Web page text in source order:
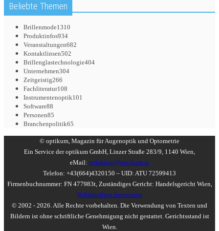
Beliebte Themen
Brillenmode1310
Produktinfos934
Veranstaltungen682
Kontaktlinsen502
Brillenglastechnologie404
Unternehmen304
Zeitgeistig266
Fachliteratur108
Instrumentenoptik101
Software88
Personen85
Branchenpolitik65
© optikum, Magazin für Augenoptik und Optometrie
Ein Service der optikum GmbH, Linzer Straße 283/9, 1140 Wien,
eMail: redaktion@optikum.at
Telefon: +43(664)4320150 – UID: ATU 72599413
Firmenbuchnummer: FN 477983t, Zuständiges Gericht: Handelsgericht Wien,
Vollständiges Impressum
© 2002 - 2026. Alle Rechte vorbehalten. Die Verwendung von Texten und
Bildern ist ohne schriftliche Genehmigung nicht gestattet. Gerichtsstand ist
Wien.